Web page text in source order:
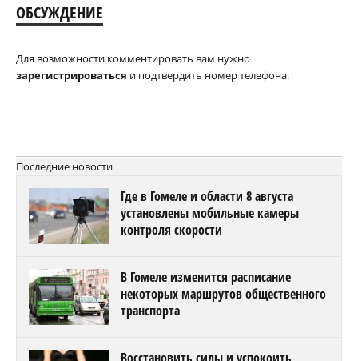
ОБСУЖДЕНИЕ
Для возможности комментировать вам нужно
зарегистрироваться и подтвердить номер телефона.
Последние новости
Где в Гомеле и области 8 августа
установлены мобильные камеры
контроля скорости
В Гомеле изменится расписание
некоторых маршрутов общественного
транспорта
Восстановить силы и успокоить